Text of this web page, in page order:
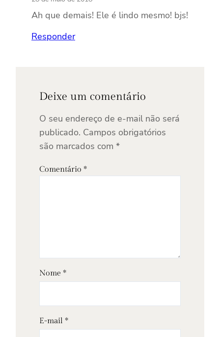
Ah que demais! Ele é lindo mesmo! bjs!
Responder
Deixe um comentário
O seu endereço de e-mail não será
publicado. Campos obrigatórios
são marcados com *
Comentário *
Nome *
E-mail *